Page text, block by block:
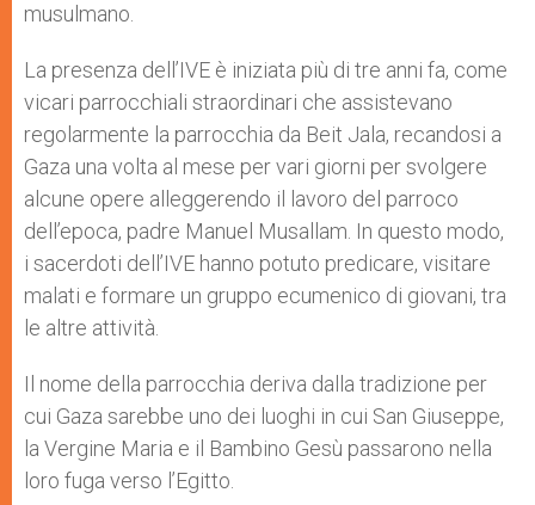
musulmano.
La presenza dell’IVE è iniziata più di tre anni fa, come
vicari parrocchiali straordinari che assistevano
regolarmente la parrocchia da Beit Jala, recandosi a
Gaza una volta al mese per vari giorni per svolgere
alcune opere alleggerendo il lavoro del parroco
dell’epoca, padre Manuel Musallam. In questo modo,
i sacerdoti dell’IVE hanno potuto predicare, visitare
malati e formare un gruppo ecumenico di giovani, tra
le altre attività.
Il nome della parrocchia deriva dalla tradizione per
cui Gaza sarebbe uno dei luoghi in cui San Giuseppe,
la Vergine Maria e il Bambino Gesù passarono nella
loro fuga verso l’Egitto.